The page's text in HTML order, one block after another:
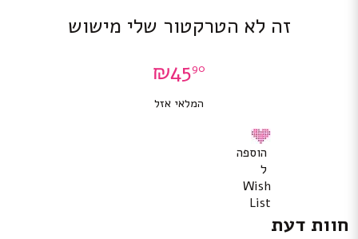
זה לא הטרקטור שלי מישוש
₪4590
המלאי אזל
הוספה
ל
Wish
List
חוות דעת